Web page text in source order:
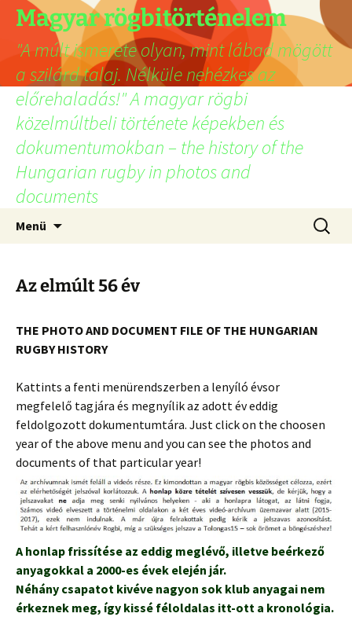
Ugrás
tartalomhoz
Magyar rögbitörténelem
"A múlt ismerete olyan, mint lábad mögött
a szilárd talaj. Nélküle nehézkes az
előrehaladás!" A magyar rögbi
közelmúltbeli története képekben és
dokumentumokban – the history of the
Hungarian rugby in photos and
documents
Menü
Az elmúlt 56 év
THE PHOTO AND DOCUMENT FILE OF THE HUNGARIAN
RUGBY HISTORY
Kattints a fenti menürendszerben a lenyíló évsor
megfelelő tagjára és megnyílik az adott év eddig
feldolgozott dokumentumtára. Just click on the choosen
year of the above menu and you can see the photos and
documents of that particular year!
A honlap frissítése az eddig meglévő, illetve beérkező
anyagokkal a 2000-es évek elején jár.
Néhány csapatot kivéve nagyon sok klub anyagai nem
érkeznek meg, így kissé féloldalas itt-ott a kronológia.